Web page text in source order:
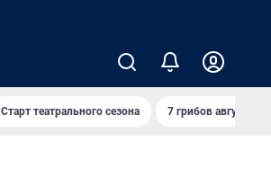
Старт театрального сезона 7 грибов августа